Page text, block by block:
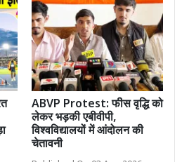
ABVP Protest: फीस वृद्धि को
लेकर भड़की एबीवीपी,
विश्वविद्यालयों में आंदोलन की
चेतावनी